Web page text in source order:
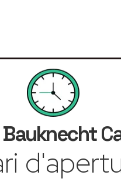
Bauknecht